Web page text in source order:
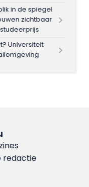
in de spiegel
zichtbaar
Universiteit
redactie